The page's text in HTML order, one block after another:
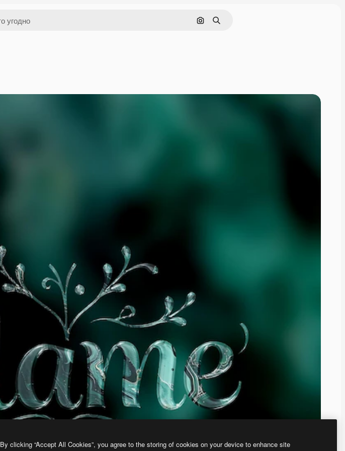
Поиск по изображению
Поиск
By clicking “Accept All Cookies”, you agree to the storing of cookies on your device to enhance site